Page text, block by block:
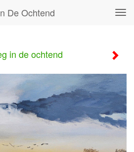
De Ochtend
in de ochtend